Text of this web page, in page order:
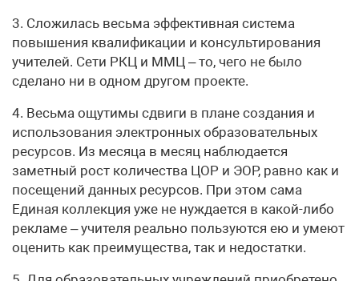
3. Сложилась весьма эффективная система
повышения квалификации и консультирования
учителей. Сети РКЦ и ММЦ – то, чего не было
сделано ни в одном другом проекте.
4. Весьма ощутимы сдвиги в плане создания и
использования электронных образовательных
ресурсов. Из месяца в месяц наблюдается
заметный рост количества ЦОР и ЭОР, равно как и
посещений данных ресурсов. При этом сама
Единая коллекция уже не нуждается в какой-либо
рекламе – учителя реально пользуются ею и умеют
оценить как преимущества, так и недостатки.